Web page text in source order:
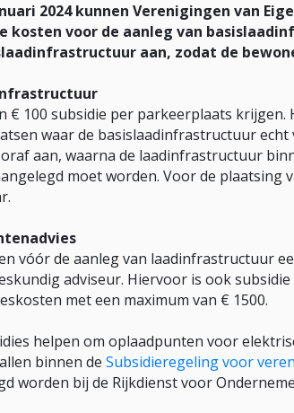
2024 kunnen Verenigingen van
kosten voor de aanleg van
aan, zodat de
€ 100 subsidie per parkeerplaats
waar de basislaadinfrastructuur echt
aan, waarna de laadinfrastructuur
moet worden. Voor de plaatsing
vóór de aanleg van laadinfrastructuur
adviseur. Hiervoor is ook
met een maximum van € 1500.
helpen om oplaadpunten voor
binnen de Subsidieregeling voor
worden bij de Rijkdienst voor